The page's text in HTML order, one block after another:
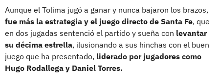
Aunque el Tolima jugó a ganar y nunca bajaron los brazos,
fue más la estrategia y el juego directo de Santa Fe, que
en dos jugadas sentenció el partido y sueña con levantar
su décima estrella, ilusionando a sus hinchas con el buen
juego que ha presentado, liderado por jugadores como
Hugo Rodallega y Daniel Torres.